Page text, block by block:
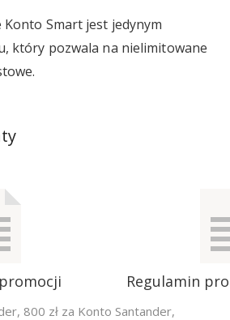
Konto Smart jest jedynym
który pozwala na nielimitowane
Regulamin
, 800 zł za Konto Santander,